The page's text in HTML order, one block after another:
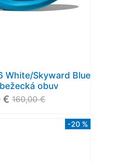
White/Skyward Blue
obuv
€ 160,00 €
-20 %